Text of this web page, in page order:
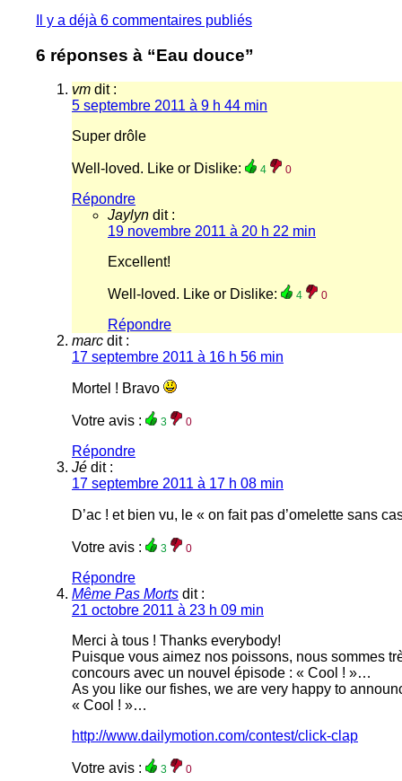
Il y a déjà 6 commentaires publiés
6 réponses à “Eau douce”
vm dit :
5 septembre 2011 à 9 h 44 min
Super drôle
Well-loved. Like or Dislike: 4 0
Répondre
Jaylyn dit :
19 novembre 2011 à 20 h 22 min
Excellent!
Well-loved. Like or Dislike: 4 0
Répondre
marc dit :
17 septembre 2011 à 16 h 56 min
Mortel ! Bravo
Votre avis : 3 0
Répondre
Jé dit :
17 septembre 2011 à 17 h 08 min
D’ac ! et bien vu, le « on fait pas d’omelette sans
Votre avis : 3 0
Répondre
Même Pas Morts dit :
21 octobre 2011 à 23 h 09 min
Merci à tous ! Thanks everybody!
Puisque vous aimez nos poissons, nous sommes
concours avec un nouvel épisode : « Cool ! »…
As you like our fishes, we are very happy to
« Cool ! »…
http://www.dailymotion.com/contest/click-clap
Votre avis : 3 0